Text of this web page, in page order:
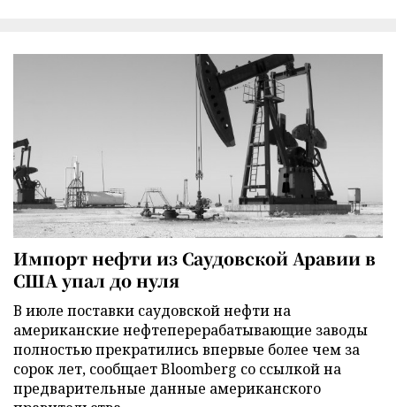
Импорт нефти из Саудовской Аравии в
США упал до нуля
В июле поставки саудовской нефти на
американские нефтеперерабатывающие заводы
полностью прекратились впервые более чем за
сорок лет, сообщает Bloomberg со ссылкой на
предварительные данные американского